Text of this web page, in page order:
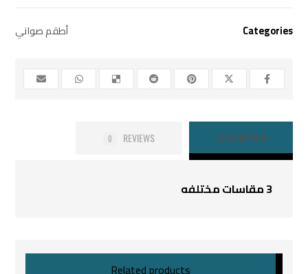
Categories أطقم صواني
DESCRIPTION
REVIEWS
0
3 مقاسات مختلفه